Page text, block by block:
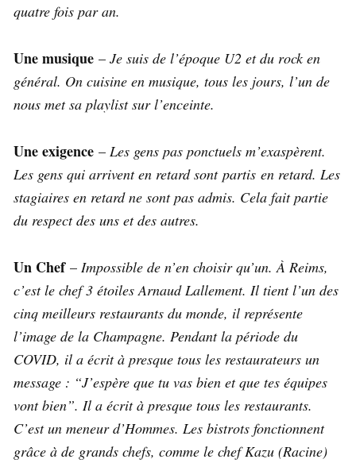
quatre fois par an.
Une musique – Je suis de l’époque U2 et du rock en
général. On cuisine en musique, tous les jours, l’un de
nous met sa playlist sur l’enceinte.
Une exigence – Les gens pas ponctuels m’exaspèrent.
Les gens qui arrivent en retard sont partis en retard. Les
stagiaires en retard ne sont pas admis. Cela fait partie
du respect des uns et des autres.
Un Chef– Impossible de n’en choisir qu’un. À Reims,
c’est le chef 3 étoiles Arnaud Lallement. Il tient l’un des
cinq meilleurs restaurants du monde, il représente
l’image de la Champagne. Pendant la période du
COVID, il a écrit à presque tous les restaurateurs un
message : “J’espère que tu vas bien et que tes équipes
vont bien”. Il a écrit à presque tous les restaurants.
C’est un meneur d’Hommes. Les bistrots fonctionnent
grâce à de grands chefs, comme le chef Kazu (Racine)